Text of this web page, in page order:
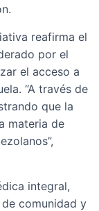
reafirma el
por el
el acceso a
“A través de
que la
materia de
integral,
comunidad y